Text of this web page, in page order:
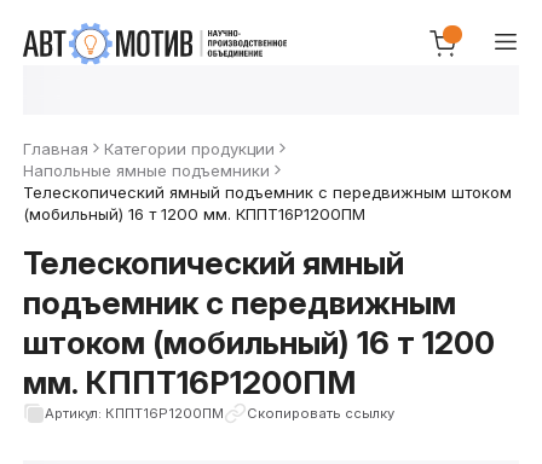
Главная
Категории продукции
Напольные ямные подъемники
Телескопический ямный подъемник с передвижным штоком
(мобильный) 16 т 1200 мм. КППТ16Р1200ПМ
Телескопический ямный
подъемник с передвижным
штоком (мобильный) 16 т 1200
мм. КППТ16Р1200ПМ
Артикул: КППТ16Р1200ПМ Скопировать ссылку